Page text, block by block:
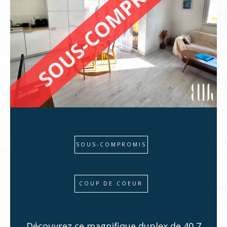
?
Faites le choix d’un accompagnement à haute
valeur ajoutée, dans une agence à taille humaine,
connectée à un réseau de professionnels
passionnés et engagés.
SOUS-COMPROMIS
COUP DE COEUR